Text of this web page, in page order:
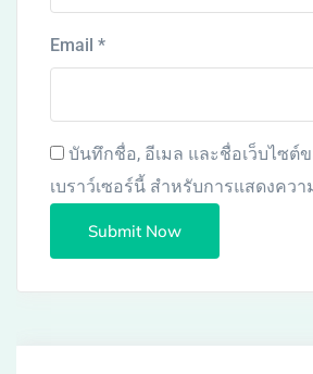
Email *
บันทึกชื่อ, อีเมล และชื่อเว็บไซต์
เบราว์เซอร์นี้ สำหรับการแสดงควา